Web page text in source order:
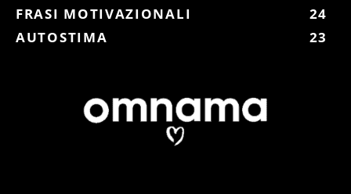
FRASI MOTIVAZIONALI
24
AUTOSTIMA
23